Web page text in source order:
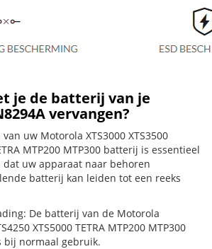
je de batterij van je
vervangen?
uw Motorola XTS3000 XTS3500
MTP200 MTP300 batterij is essentieel
dat uw apparaat naar behoren
batterij kan leiden tot een reeks
De batterij van de Motorola
XTS5000 TETRA MTP200 MTP300
bij normaal gebruik.